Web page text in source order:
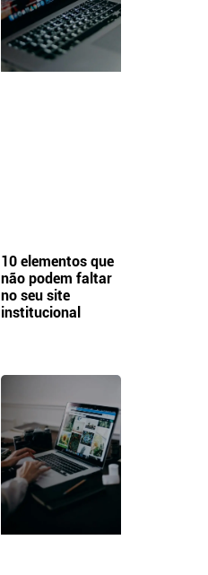
10 elementos que
não podem faltar
no seu site
institucional